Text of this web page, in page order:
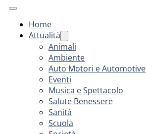
Home
Attualità
Animali
Ambiente
Auto Motori e Automotive
Eventi
Musica e Spettacolo
Salute Benessere
Sanità
Scuola